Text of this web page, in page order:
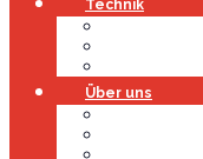
Technik
Über uns